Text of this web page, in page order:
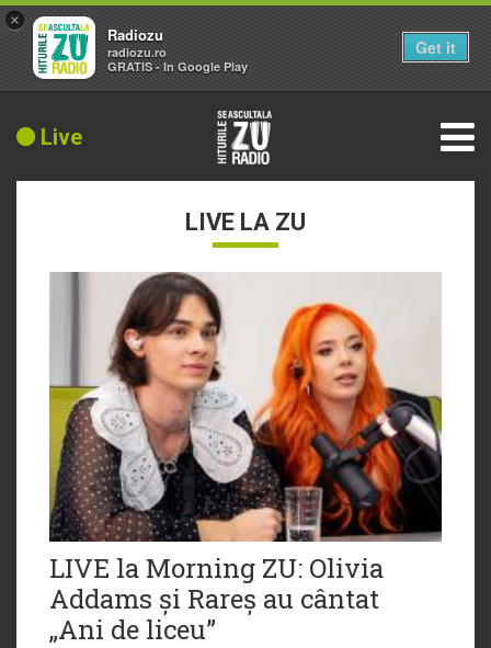
Live
LIVE LA ZU
LIVE la Morning ZU: Olivia
Addams și Rareș au cântat
„Ani de liceu”
×
Radiozu
radiozu.ro
GRATIS - In Google Play
Get it